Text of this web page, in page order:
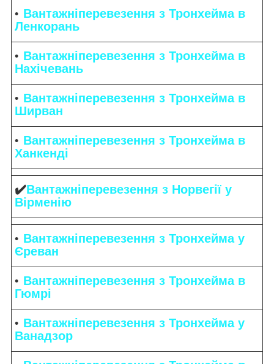
Вантажніперевезення з Тронхейма в
Ленкорань
Вантажніперевезення з Тронхейма в
Нахічевань
Вантажніперевезення з Тронхейма в
Ширван
Вантажніперевезення з Тронхейма в
Ханкенді
✔️Вантажніперевезення з Норвегії у
Вірменію
Вантажніперевезення з Тронхейма у
Єреван
Вантажніперевезення з Тронхейма в
Гюмрі
Вантажніперевезення з Тронхейма у
Ванадзор